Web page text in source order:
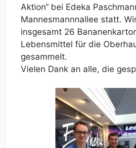
Aktion“ bei Edeka
Mannesmannnallee statt.
insgesamt 26
Lebensmittel für die
gesammelt.
Vielen Dank an alle, die